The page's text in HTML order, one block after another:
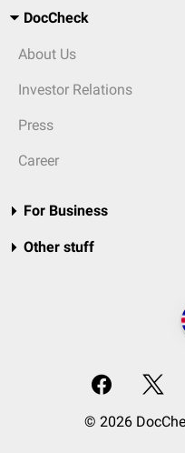
DocCheck
About Us
Investor Relations
Press
Career
For Business
Other stuff
© 2026